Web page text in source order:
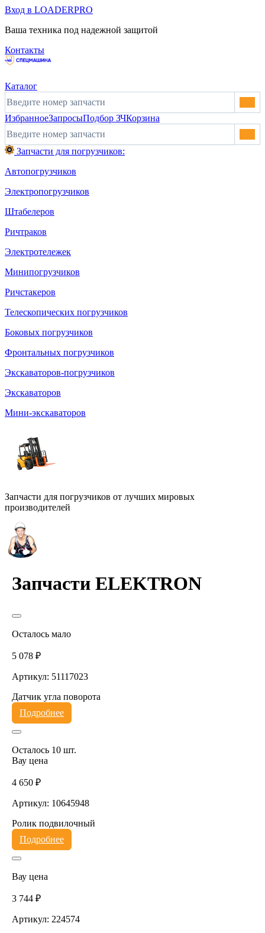
Вход в LOADERPRO
Ваша техника под надежной защитой
Контакты
Каталог
ИзбранноеЗапросыПодбор ЗЧКорзина
Запчасти для погрузчиков:
Автопогрузчиков
Электропогрузчиков
Штабелеров
Ричтраков
Электротележек
Минипогрузчиков
Ричстакеров
Телескопических погрузчиков
Боковых погрузчиков
Фронтальных погрузчиков
Экскаваторов-погрузчиков
Экскаваторов
Мини-экскаваторов
Запчасти для погрузчиков от лучших мировых
производителей
Запчасти ELEKTRON
Осталось мало
5 078 ₽
Артикул: 51117023
Датчик угла поворота
Подробнее
Осталось 10 шт.
Вау цена
4 650 ₽
Артикул: 10645948
Ролик подвилочный
Подробнее
Вау цена
3 744 ₽
Артикул: 224574